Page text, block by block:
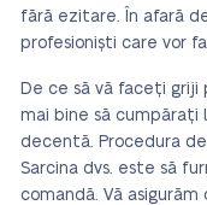
fără ezitare. În afară
profesioniști care vor
De ce să vă faceți
mai bine să cumpărați
decentă. Procedura
Sarcina dvs. este să
comandă. Vă